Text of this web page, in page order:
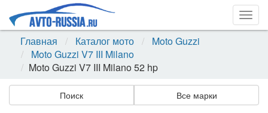
Главная
Каталог мото
Moto Guzzi
Moto Guzzi V7 III Milano
Moto Guzzi V7 III Milano 52 hp
Поиск Все марки